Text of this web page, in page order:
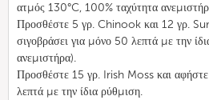
ατμός 130°C, 100% ταχύτητα
Προσθέστε 5 γρ. Chinook και 12 γρ.
σιγοβράσει για μόνο 50 λεπτά με την
ανεμιστήρα).
Προσθέστε 15 γρ. Irish Moss και αφήστε
λεπτά με την ίδια ρύθμιση.